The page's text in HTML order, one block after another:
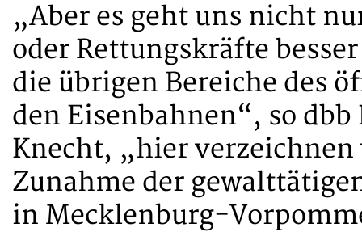
„Aber es geht uns nicht
oder Rettungskräfte
die übrigen Bereiche des
den Eisenbahnen“, so
Knecht, „hier
Zunahme der
in Mecklenburg-